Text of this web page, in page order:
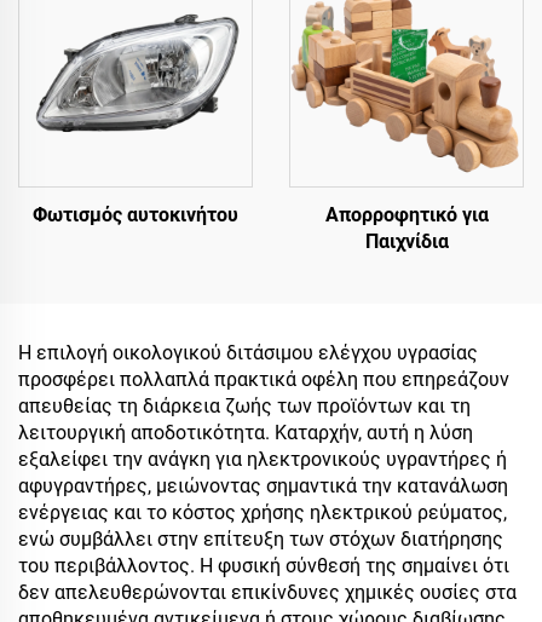
Φωτισμός αυτοκινήτου
Απορροφητικό για
Παιχνίδια
Η επιλογή οικολογικού διτάσιμου ελέγχου υγρασίας
προσφέρει πολλαπλά πρακτικά οφέλη που επηρεάζουν
απευθείας τη διάρκεια ζωής των προϊόντων και τη
λειτουργική αποδοτικότητα. Καταρχήν, αυτή η λύση
εξαλείφει την ανάγκη για ηλεκτρονικούς υγραντήρες ή
αφυγραντήρες, μειώνοντας σημαντικά την κατανάλωση
ενέργειας και το κόστος χρήσης ηλεκτρικού ρεύματος,
ενώ συμβάλλει στην επίτευξη των στόχων διατήρησης
του περιβάλλοντος. Η φυσική σύνθεσή της σημαίνει ότι
δεν απελευθερώνονται επικίνδυνες χημικές ουσίες στα